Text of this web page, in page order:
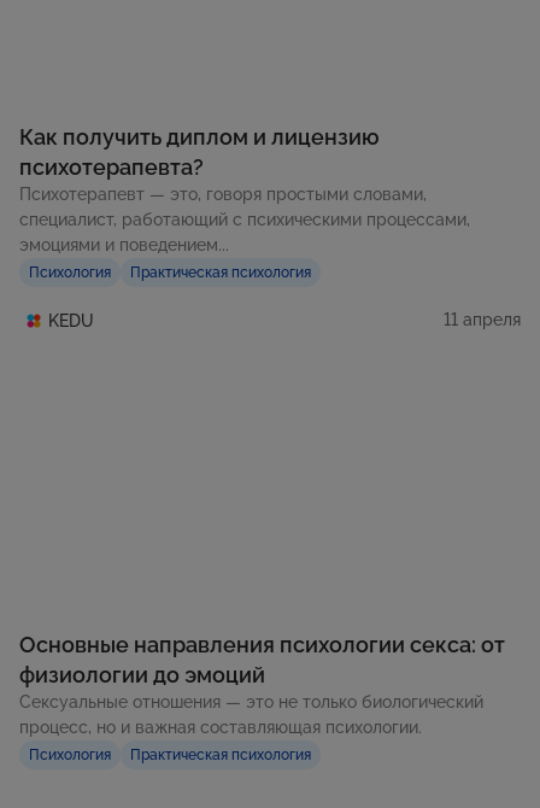
Как получить диплом и лицензию
психотерапевта?
Психотерапевт — это, говоря простыми словами,
специалист, работающий с психическими процессами,
эмоциями и поведением...
Психология Практическая психология
KEDU 11 апреля
Основные направления психологии секса: от
физиологии до эмоций
Сексуальные отношения — это не только биологический
процесс, но и важная составляющая психологии.
Психология Практическая психология